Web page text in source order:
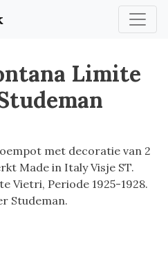
Limite
met decoratie van 2
Made in Italy Visje ST.
Vietri, Periode 1925-1928.
Studeman.